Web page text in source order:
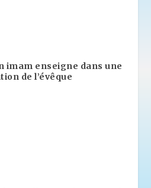
imam enseigne dans une
de l’évêque